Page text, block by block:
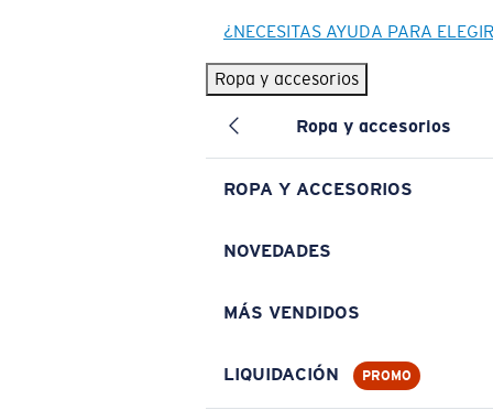
¿NECESITAS AYUDA PARA
Ropa y accesorios
Ropa y accesorios
ROPA Y ACCESORIOS
NOVEDADES
MÁS VENDIDOS
LIQUIDACIÓN PROMO